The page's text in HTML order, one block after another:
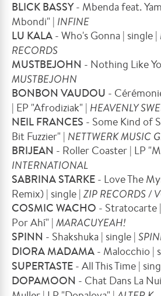
BLICK BASSY- Mbenda feat.
Mbondi" | INFINE
LU KALA - Who's Gonna | single |
RECORDS
MUSTBEJOHN - Nothing Like
MUSTBEJOHN
BONBON VAUDOU -
| EP "Afrodiziak" | HEAVENLY
NEIL FRANCES - Some Kind of
Bit Fuzzier" | NETTWERK MUSIC
BRIJEAN - Roller Coaster | LP
INTERNATIONAL
SABRINA STARKE - Love The
Remix) | single | ZIP RECORDS /
COSMIC WACHO - Stratocarte
Por Ahí" | MARACUYEAH!
SPINN - Shakshuka | single |
DIORA MADAMA - Malocchio |
SUPERTASTE - All This Time |
DOPAMOON - Chat Dans La